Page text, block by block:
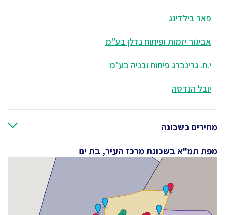
פאר בילדינג
אביגור יזמות ופיתוח נדלן בע"מ
י.ח. גרינברג פיתוח ובניה בע"מ
יובל הנדסה
מחירים בשכונה
מפת תמ"א בשכונת מרכז העיר, בת ים